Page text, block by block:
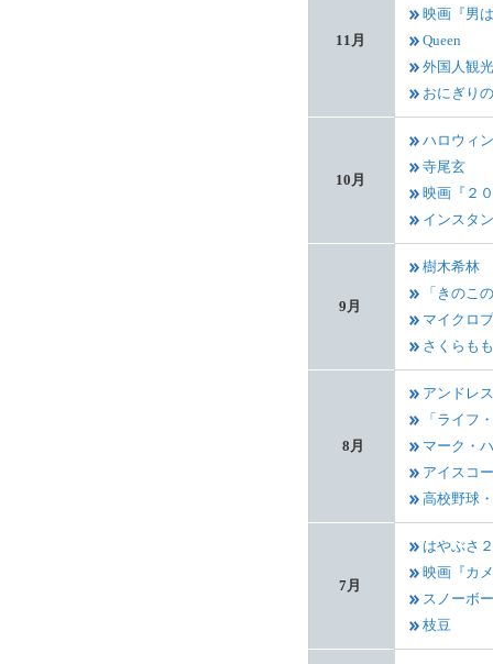
11月
映画『男
Queen
外国人観
おにぎり
10月
ハロウィン
寺尾玄
映画『２
インスタ
9月
樹木希林
「きのこ
マイクロ
さくらも
8月
アンドレ
「ライフ
マーク・
アイスコ
高校野球
7月
はやぶさ２
映画『カ
スノーボ
枝豆